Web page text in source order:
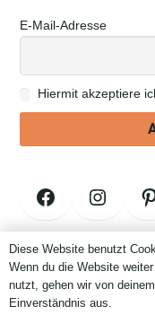
E-Mail-Adresse
Hiermit akzeptiere
Facebook Instagram
Brauchst Du Hilfe? Wir sind
Diese Website benutzt
Wenn du die Website weiter
nutzt, gehen wir von deinem
Einverständnis aus.